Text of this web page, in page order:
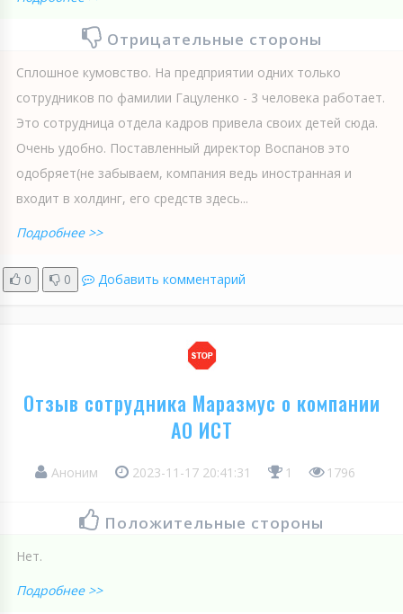
Отрицательные стороны
Сплошное кумовство. На предприятии одних только
сотрудников по фамилии Гацуленко - 3 человека работает.
Это сотрудница отдела кадров привела своих детей сюда.
Очень удобно. Поставленный директор Воспанов это
одобряет(не забываем, компания ведь иностранная и
входит в холдинг, его средств здесь...
Подробнее >>
0 0 Добавить комментарий
Отзыв сотрудника Маразмус о компании
АО ИСТ
Аноним 2023-11-17 20:41:31 1 1796
Положительные стороны
Нет.
Подробнее >>